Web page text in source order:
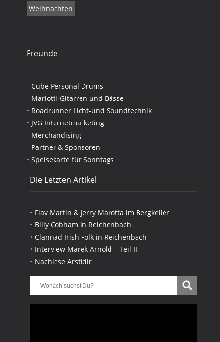
Weihnachten
Freunde
Cube Personal Drums
Mariotti-Gitarren und Bässe
Roadrunner Licht-und Soundtechnik
JVG Internetmarketing
Merchandising
Partner & Sponsoren
Speisekarte für Sonntags
Die Letzten Artikel
Flav Martin & Jerry Marotta im Bergkeller
Billy Cobham in Reichenbach
Clannad Irish Folk in Reichenbach
Interview Marek Arnold – Teil II
Nachlese Arstidir